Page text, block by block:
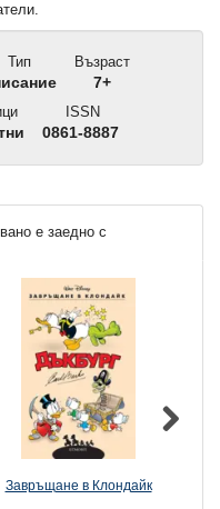
Тип
Възраст
7+
ISSN
0861-8887
е заедно с
Завръщане в Клондайк